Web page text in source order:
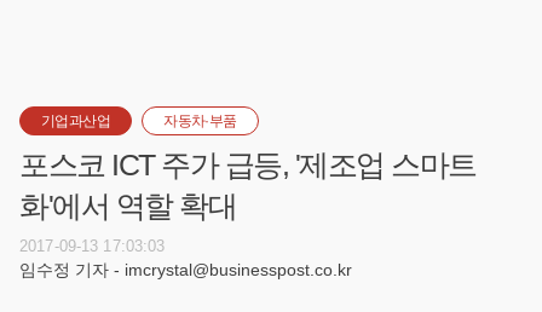
기업과산업 자동차·부품
포스코 ICT 주가 급등, '제조업 스마트
화'에서 역할 확대
2017-09-13 17:03:03
임수정 기자 - imcrystal@businesspost.co.kr